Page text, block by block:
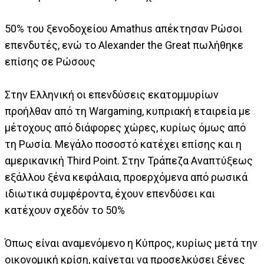
50% του ξενοδοχείου Amathus απέκτησαν Ρώσοι
επενδυτές, ενώ το Alexander the Great πωλήθηκε
επίσης σε Ρώσους
Στην Ελληνική οι επενδύσεις εκατομμυρίων
προήλθαν από τη Wargaming, κυπριακή εταιρεία με
μέτοχους από διάφορες χώρες, κυρίως όμως από
τη Ρωσία. Μεγάλο ποσοστό κατέχει επίσης και η
αμερικανική Third Point. Στην Τράπεζα Αναπτύξεως
εξάλλου ξένα κεφάλαια, προερχόμενα από ρωσικά
ιδιωτικά συμφέροντα, έχουν επενδύσει και
κατέχουν σχεδόν το 50%
Όπως είναι αναμενόμενο η Κύπρος, κυρίως μετά την
οικονομική κρίση, καίγεται να προσελκύσει ξένες